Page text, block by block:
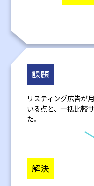
課題
リスティング広告が
いる点と、一括比較
た。
解決